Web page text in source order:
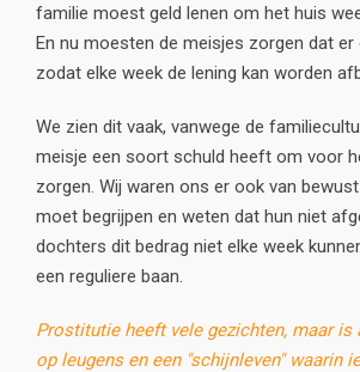
familie moest geld lenen om het huis
En nu moesten de meisjes zorgen dat er
zodat elke week de lening kan worden
We zien dit vaak, vanwege de
meisje een soort schuld heeft om voor
zorgen. Wij waren ons er ook van
moet begrijpen en weten dat hun niet
dochters dit bedrag niet elke week
een reguliere baan.
Prostitutie heeft vele gezichten, maar is
op leugens en een "schijnleven" waarin